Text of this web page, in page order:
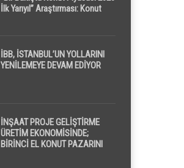
İlk Yarıyıl” Araştırması: Konut
Dikkat Çekti
İBB, İSTANBUL’UN YOLLARINI
YENİLEMEYE DEVAM EDİYOR
İNŞAAT PROJE GELİŞTİRME
ÜRETİM EKONOMİSİNDE;
BİRİNCİ EL KONUT PAZARINI